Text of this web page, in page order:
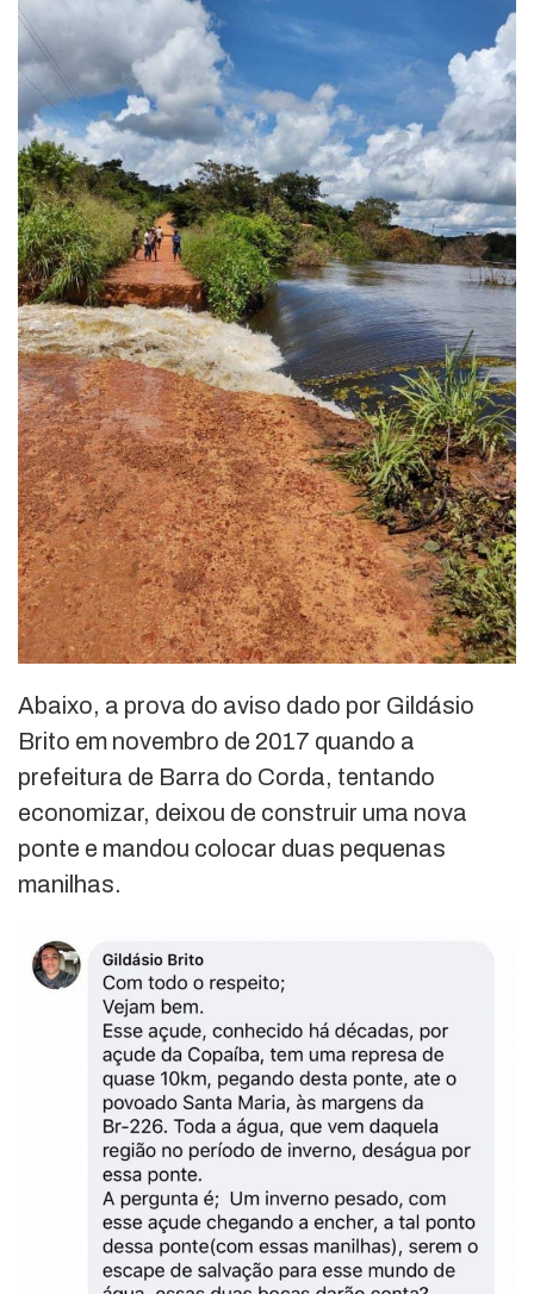
Abaixo, a prova do aviso dado por Gildásio
Brito em novembro de 2017 quando a
prefeitura de Barra do Corda, tentando
economizar, deixou de construir uma nova
ponte e mandou colocar duas pequenas
manilhas.